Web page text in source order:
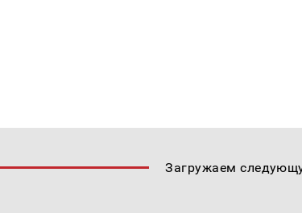
Загружаем